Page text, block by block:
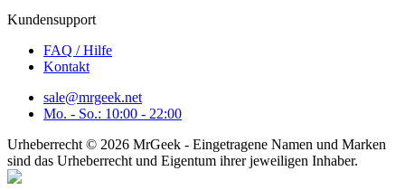
Kundensupport
FAQ / Hilfe
Kontakt
sale@mrgeek.net
Mo. - So.: 10:00 - 22:00
Urheberrecht © 2026 MrGeek - Eingetragene Namen und Marken
sind das Urheberrecht und Eigentum ihrer jeweiligen Inhaber.